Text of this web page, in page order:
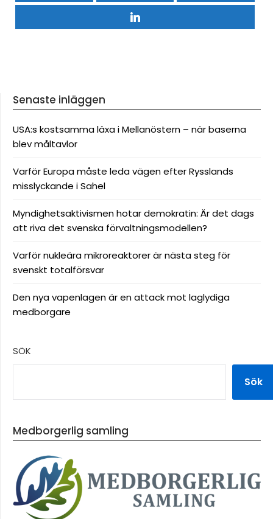
Senaste inläggen
USA:s kostsamma läxa i Mellanöstern – när baserna
blev måltavlor
Varför Europa måste leda vägen efter Rysslands
misslyckande i Sahel
Myndighetsaktivismen hotar demokratin: Är det dags
att riva det svenska förvaltningsmodellen?
Varför nukleära mikroreaktorer är nästa steg för
svenskt totalförsvar
Den nya vapenlagen är en attack mot laglydiga
medborgare
SÖK
Sök
Medborgerlig samling